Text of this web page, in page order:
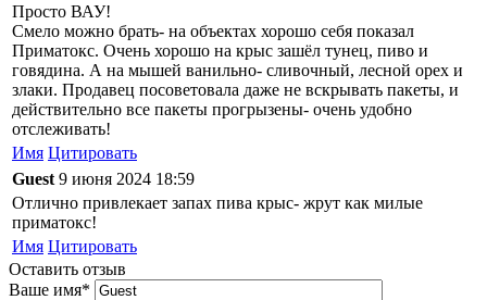
Просто ВАУ!
Смело можно брать- на объектах хорошо себя показал
Приматокс. Очень хорошо на крыс зашёл тунец, пиво и
говядина. А на мышей ванильно- сливочный, лесной орех и
злаки. Продавец посоветовала даже не вскрывать пакеты, и
действительно все пакеты прогрызены- очень удобно
отслеживать!
Имя Цитировать
Guest 9 июня 2024 18:59
Отлично привлекает запах пива крыс- жрут как милые
приматокс!
Имя Цитировать
Оставить отзыв
Ваше имя*